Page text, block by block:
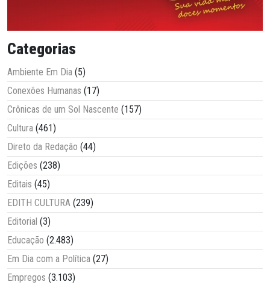
Categorias
Ambiente Em Dia (5)
Conexões Humanas (17)
Crônicas de um Sol Nascente (157)
Cultura (461)
Direto da Redação (44)
Edições (238)
Editais (45)
EDITH CULTURA (239)
Editorial (3)
Educação (2.483)
Em Dia com a Política (27)
Empregos (3.103)